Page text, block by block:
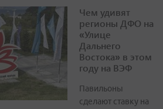
Чем удивят
регионы ДФО на
«Улице
Дальнего
Востока» в этом
году на ВЭФ
Павильоны
сделают ставку на